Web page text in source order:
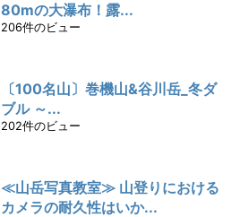
80mの大瀑布！露...
206件のビュー
〔100名山〕巻機山&谷川岳_冬ダ
ブル ～...
202件のビュー
≪山岳写真教室≫ 山登りにおける
カメラの耐久性はいか...